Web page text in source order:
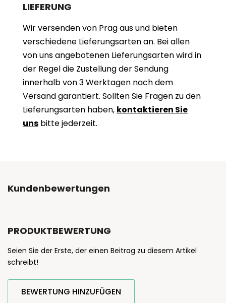
LIEFERUNG
Wir versenden von Prag aus und bieten
verschiedene Lieferungsarten an. Bei allen
von uns angebotenen Lieferungsarten wird in
der Regel die Zustellung der Sendung
innerhalb von 3 Werktagen nach dem
Versand garantiert. Sollten Sie Fragen zu den
Lieferungsarten haben, kontaktieren Sie
uns bitte jederzeit.
Kundenbewertungen
PRODUKTBEWERTUNG
Seien Sie der Erste, der einen Beitrag zu diesem Artikel
schreibt!
BEWERTUNG HINZUFÜGEN